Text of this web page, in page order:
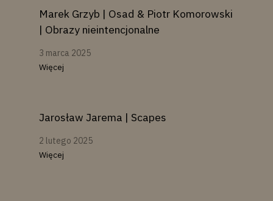
Marek Grzyb | Osad & Piotr Komorowski
| Obrazy nieintencjonalne
3 marca 2025
Więcej
Jarosław Jarema | Scapes
2 lutego 2025
Więcej